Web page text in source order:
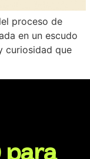
proceso de
en un escudo
curiosidad que